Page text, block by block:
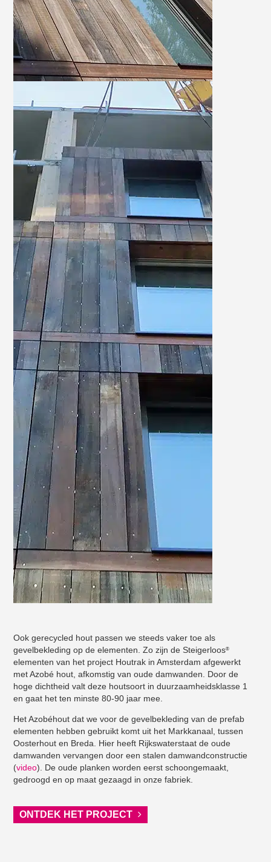
Ook gerecycled hout passen we steeds vaker toe als
gevelbekleding op de elementen. Zo zijn de Steigerloos®
elementen van het project Houtrak in Amsterdam afgewerkt
met Azobé hout, afkomstig van oude damwanden. Door de
hoge dichtheid valt deze houtsoort in duurzaamheidsklasse 1
en gaat het ten minste 80-90 jaar mee.
Het Azobéhout dat we voor de gevelbekleding van de prefab
elementen hebben gebruikt komt uit het Markkanaal, tussen
Oosterhout en Breda. Hier heeft Rijkswaterstaat de oude
damwanden vervangen door een stalen damwandconstructie
(video). De oude planken worden eerst schoongemaakt,
gedroogd en op maat gezaagd in onze fabriek.
ONTDEK HET PROJECT